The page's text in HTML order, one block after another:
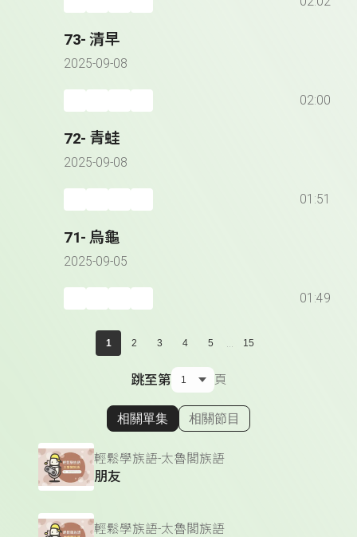
73- 清早
2025-09-08
02:00
72- 青蛙
2025-09-08
01:51
71- 烏龜
2025-09-05
01:49
1 2 3 4 5 ... 15
跳至第 頁
顯示相關單集
相關單集 相關節目
輕鬆學族語-太魯閣族語
朋友
輕鬆學族語-太魯閣族語